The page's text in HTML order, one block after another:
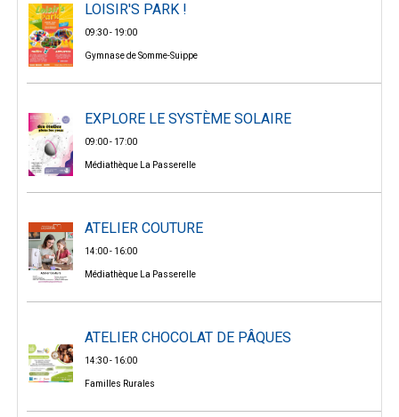
LOISIR'S PARK !
09:30 - 19:00
Gymnase de Somme-Suippe
EXPLORE LE SYSTÈME SOLAIRE
09:00 - 17:00
Médiathèque La Passerelle
ATELIER COUTURE
14:00 - 16:00
Médiathèque La Passerelle
ATELIER CHOCOLAT DE PÂQUES
14:30 - 16:00
Familles Rurales